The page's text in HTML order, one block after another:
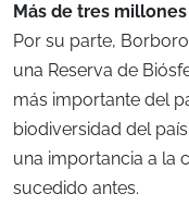
Más de tres
Por su parte,
una Reserva de
más importante del
biodiversidad del
una importancia a la
sucedido antes.